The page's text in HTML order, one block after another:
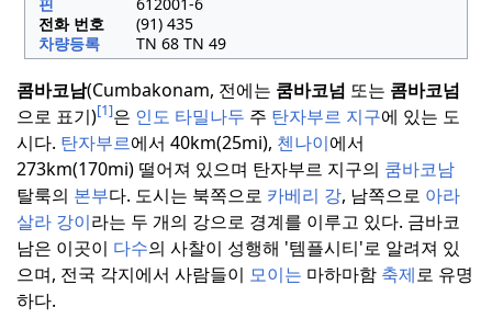
전화 번호
(91) 435
차량등록
TN 68 TN 49
콤바코남(Cumbakonam, 전에는 쿰바코넘 또는 콤바코넘
으로 표기)[1]은 인도 타밀나두 주 탄자부르 지구에 있는 도
시다. 탄자부르에서 40km(25mi), 첸나이에서
273km(170mi) 떨어져 있으며 탄자부르 지구의 쿰바코남
탈룩의 본부다. 도시는 북쪽으로 카베리 강, 남쪽으로 아라
살라 강이라는 두 개의 강으로 경계를 이루고 있다. 금바코
남은 이곳이 다수의 사찰이 성행해 '템플시티'로 알려져 있
으며, 전국 각지에서 사람들이 모이는 마하마함 축제로 유명
하다.